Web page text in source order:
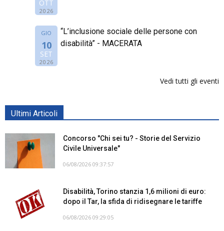
OTT
2026
GIO
10
SET
2026
“L’inclusione sociale delle persone con
disabilità” - MACERATA
Vedi tutti gli eventi
Ultimi Articoli
Concorso "Chi sei tu? - Storie del Servizio
Civile Universale"
06/08/2026 09:37:57
Disabilità, Torino stanzia 1,6 milioni di euro:
dopo il Tar, la sfida di ridisegnare le tariffe
06/08/2026 09:29:05